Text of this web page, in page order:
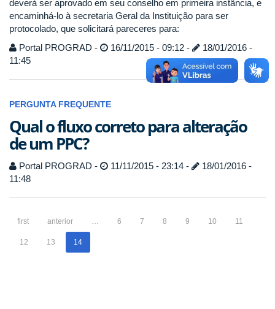
deverá ser aprovado em seu conselho em primeira instância, e
encaminhá-lo à secretaria Geral da Instituição para ser
protocolado, que solicitará pareceres para:
Portal PROGRAD -
16/11/2015 - 09:12 -
18/01/2016 -
11:45
PERGUNTA FREQUENTE
Qual o fluxo correto para alteração
de um PPC?
Portal PROGRAD - 11/11/2015 - 23:14 -
18/01/2016 -
11:48
first anterior … 6 7 8 9 10 11
12 13 14